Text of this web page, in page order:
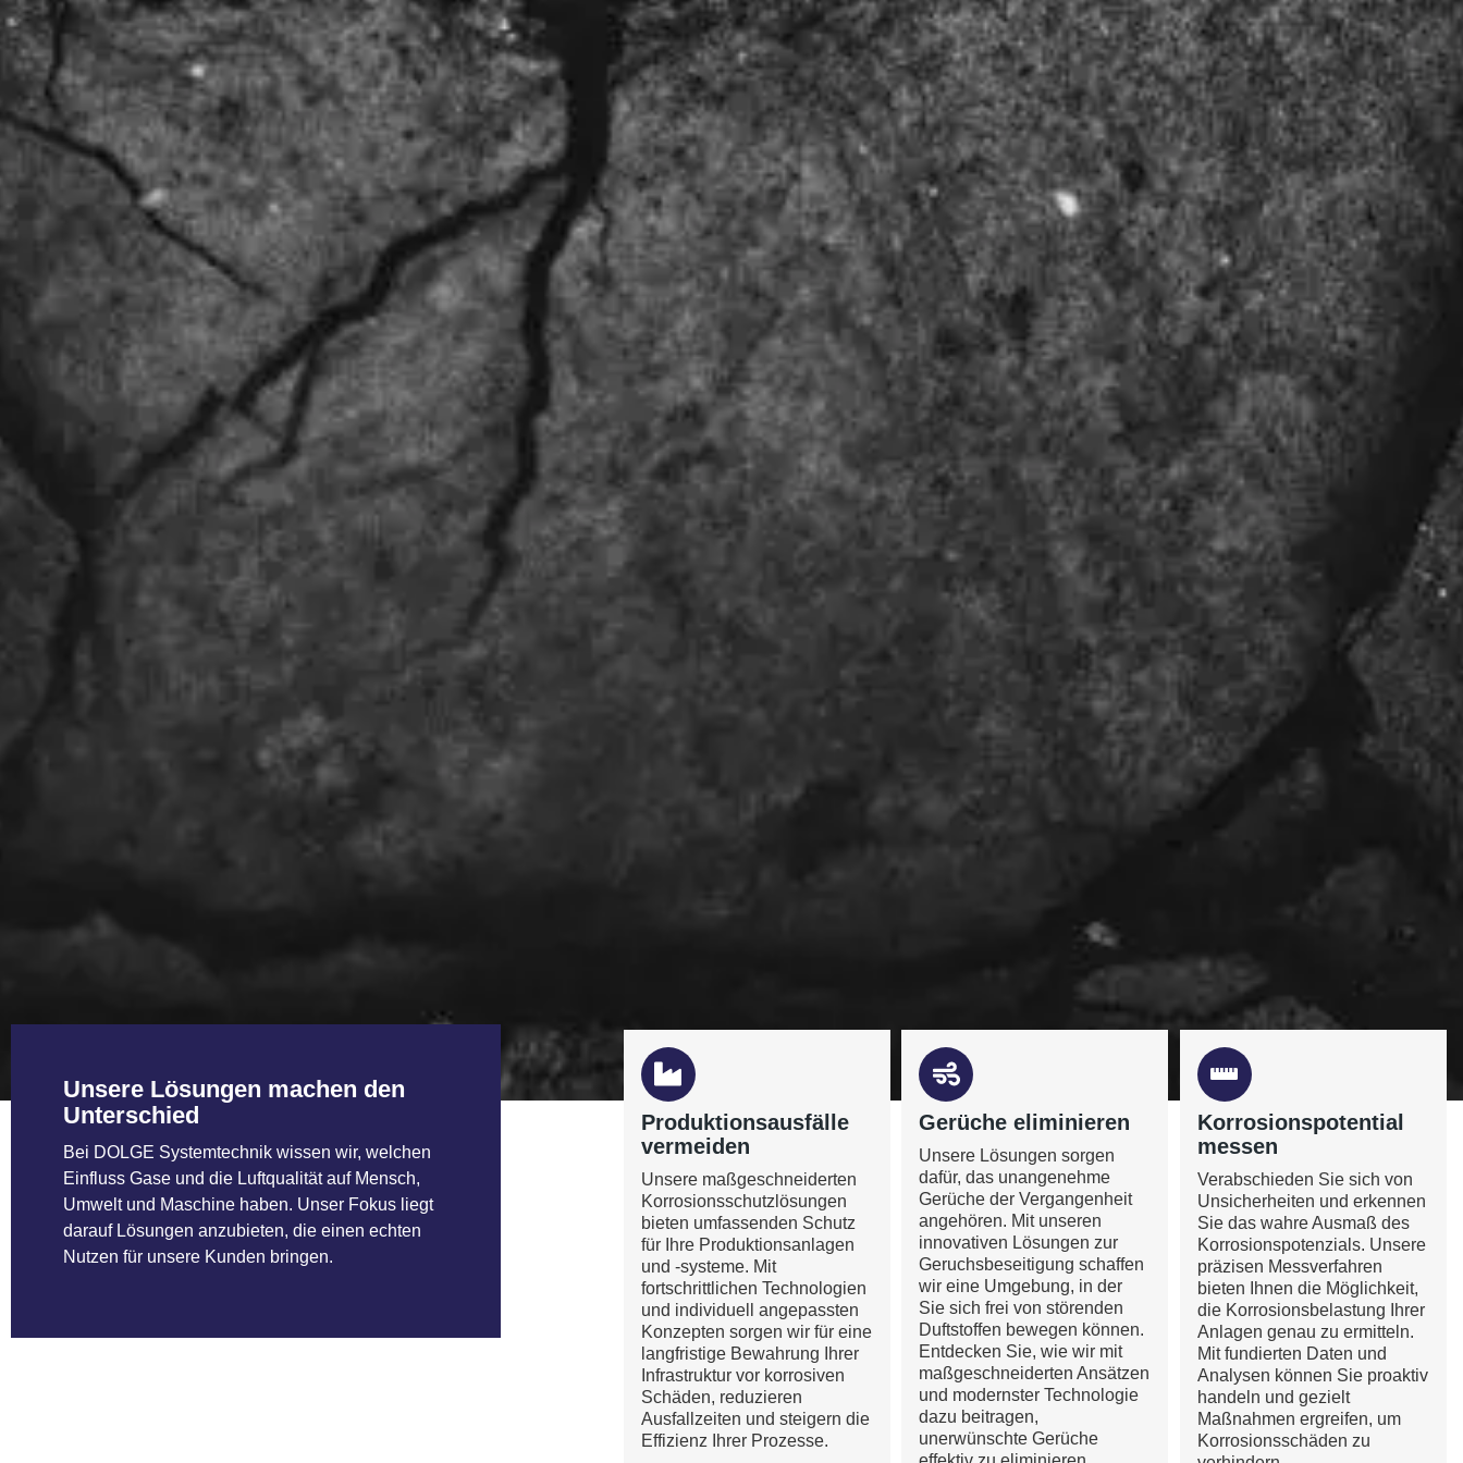
Unsere Lösungen machen den
Unterschied
Bei DOLGE Systemtechnik wissen wir, welchen
Einfluss Gase und die Luftqualität auf Mensch,
Umwelt und Maschine haben. Unser Fokus liegt
darauf Lösungen anzubieten, die einen echten
Nutzen für unsere Kunden bringen.
Produktionsausfälle
vermeiden
Unsere maßgeschneiderten
Korrosionsschutzlösungen
bieten umfassenden Schutz
für Ihre Produktionsanlagen
und -systeme. Mit
fortschrittlichen Technologien
und individuell angepassten
Konzepten sorgen wir für eine
langfristige Bewahrung Ihrer
Infrastruktur vor korrosiven
Schäden, reduzieren
Ausfallzeiten und steigern die
Effizienz Ihrer Prozesse.
Gerüche eliminieren
Unsere Lösungen sorgen
dafür, das unangenehme
Gerüche der Vergangenheit
angehören. Mit unseren
innovativen Lösungen zur
Geruchsbeseitigung schaffen
wir eine Umgebung, in der
Sie sich frei von störenden
Duftstoffen bewegen können.
Entdecken Sie, wie wir mit
maßgeschneiderten Ansätzen
und modernster Technologie
dazu beitragen,
unerwünschte Gerüche
Korrosionspotential
messen
Verabschieden Sie sich von
Unsicherheiten und erkennen
Sie das wahre Ausmaß des
Korrosionspotenzials. Unsere
präzisen Messverfahren
bieten Ihnen die Möglichkeit,
die Korrosionsbelastung Ihrer
Anlagen genau zu ermitteln.
Mit fundierten Daten und
Analysen können Sie proaktiv
handeln und gezielt
Maßnahmen ergreifen, um
Korrosionsschäden zu